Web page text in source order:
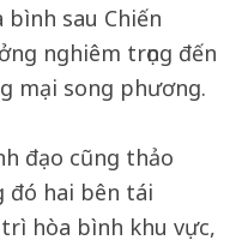
sau Chiến
nghiêm trọng đến
mại song phương.
đạo cũng thảo
đó hai bên tái
hòa bình khu vực,